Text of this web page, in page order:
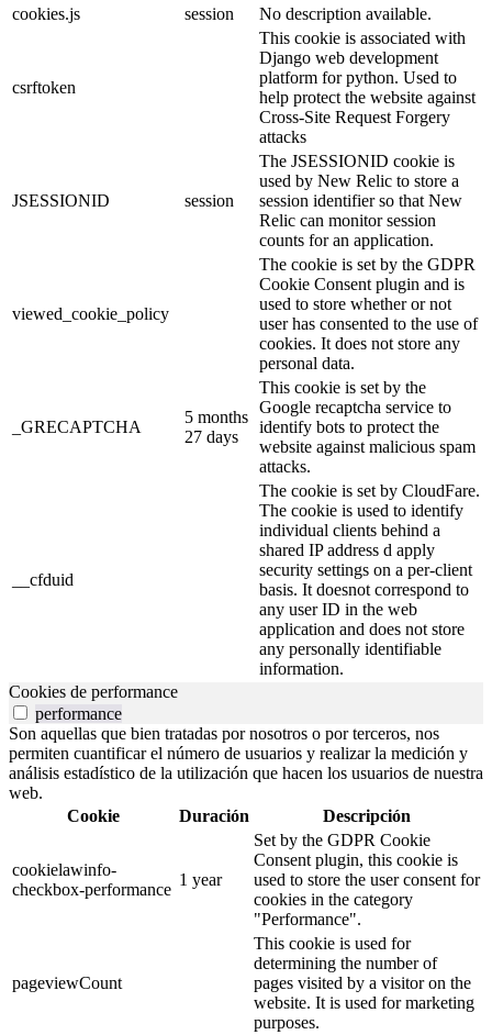
cookies.js
session No description available.
csrftoken
This cookie is associated with
Django web development
platform for python. Used to
help protect the website against
Cross-Site Request Forgery
attacks
JSESSIONID session
The JSESSIONID cookie is
used by New Relic to store a
session identifier so that New
Relic can monitor session
counts for an application.
viewed_cookie_policy
The cookie is set by the GDPR
Cookie Consent plugin and is
used to store whether or not
user has consented to the use of
cookies. It does not store any
personal data.
_GRECAPTCHA
5 months
27 days
This cookie is set by the
Google recaptcha service to
identify bots to protect the
website against malicious spam
attacks.
__cfduid
The cookie is set by CloudFare.
The cookie is used to identify
individual clients behind a
shared IP address d apply
security settings on a per-client
basis. It doesnot correspond to
any user ID in the web
application and does not store
any personally identifiable
information.
Cookies de performance
performance
Son aquellas que bien tratadas por nosotros o por terceros, nos
permiten cuantificar el número de usuarios y realizar la medición y
análisis estadístico de la utilización que hacen los usuarios de nuestra
web.
Cookie
Duración Descripción
cookielawinfo-
checkbox-performance
1 year
Set by the GDPR Cookie
Consent plugin, this cookie is
used to store the user consent for
cookies in the category
"Performance".
pageviewCount
This cookie is used for
determining the number of
pages visited by a visitor on the
website. It is used for marketing
purposes.